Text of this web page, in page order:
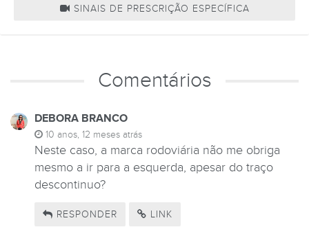
SINAIS DE PRESCRIÇÃO ESPECÍFICA
Comentários
DEBORA BRANCO
10 anos, 12 meses atrás
Neste caso, a marca rodoviária não me obriga
mesmo a ir para a esquerda, apesar do traço
descontinuo?
RESPONDER LINK